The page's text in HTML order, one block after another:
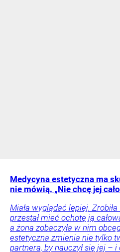
Medycyna estetyczna ma
nie mówią. „Nie chcę jej
Miała wyglądać lepiej.
przestał mieć ochotę ją
a żona zobaczyła w nim
estetyczna zmienia nie tylko
partnera, by nauczył się jej –